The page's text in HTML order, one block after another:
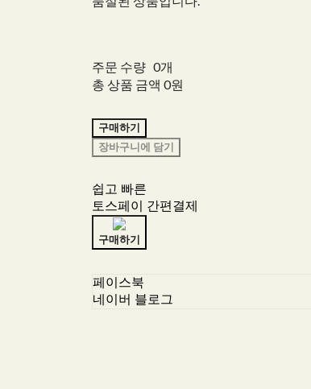
주문 수량 0개
총 상품 금액 0원
구매하기
장바구니에 담기
쉽고 빠른
토스페이 간편결제
구매하기
페이스북
네이버 블로그